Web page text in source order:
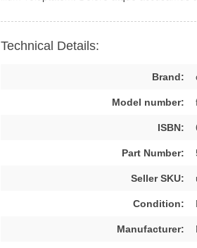
Technical Details:
Brand:
Model number:
ISBN:
Part Number:
Seller SKU:
Condition:
Manufacturer: